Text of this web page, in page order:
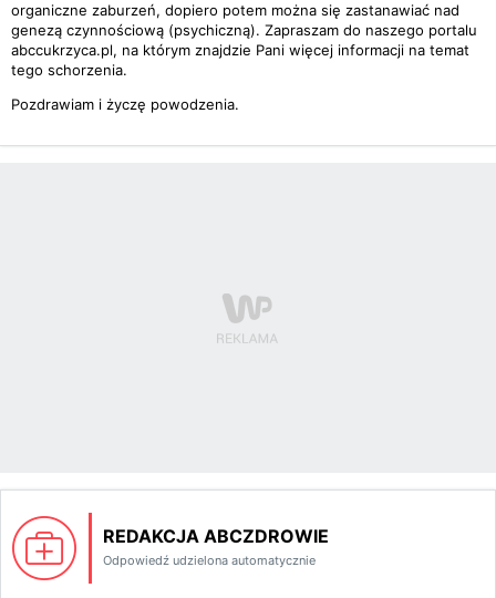
organiczne zaburzeń, dopiero potem można się zastanawiać nad
genezą czynnościową (psychiczną). Zapraszam do naszego portalu
abccukrzyca.pl, na którym znajdzie Pani więcej informacji na temat
tego schorzenia.
Pozdrawiam i życzę powodzenia.
REDAKCJA ABCZDROWIE
Odpowiedź udzielona automatycznie